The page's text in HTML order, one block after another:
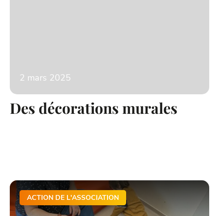
2 mars 2025
Des décorations murales
ACTION DE L'ASSOCIATION